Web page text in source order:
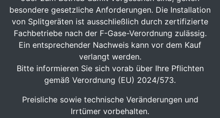
besondere gesetzliche Anforderungen. Die Installation
von Splitgeräten ist ausschließlich durch zertifizierte
Fachbetriebe nach der F-Gase-Verordnung zulässig.
Ein entsprechender Nachweis kann vor dem Kauf
verlangt werden.
Bitte informieren Sie sich vorab über Ihre Pflichten
gemäß Verordnung (EU) 2024/573.
Preisliche sowie technische Veränderungen und
Irrtümer vorbehalten.